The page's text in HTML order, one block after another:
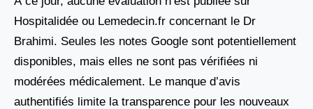
Hospitalidée ou Lemedecin.fr concernant le Dr
Brahimi. Seules les notes Google sont potentiellement
disponibles, mais elles ne sont pas vérifiées ni
modérées médicalement. Le manque d’avis
authentifiés limite la transparence pour les nouveaux